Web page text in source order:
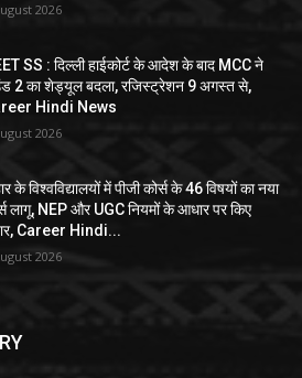
2026
SS : दिल्ली हाईकोर्ट के आदेश के बाद MCC ने
2 का शेड्यूल बदला, रजिस्ट्रेशन 9 अगस्त से,
Hindi News
2026
के विश्वविद्यालयों में पीजी कोर्स के 46 विषयों का नया
लागू, NEP और UGC नियमों के आधार पर किए
Career Hindi...
2026